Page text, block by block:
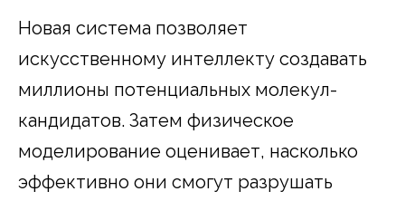
Новая система позволяет
искусственному интеллекту создавать
миллионы потенциальных молекул-
кандидатов. Затем физическое
моделирование оценивает, насколько
эффективно они смогут разрушать